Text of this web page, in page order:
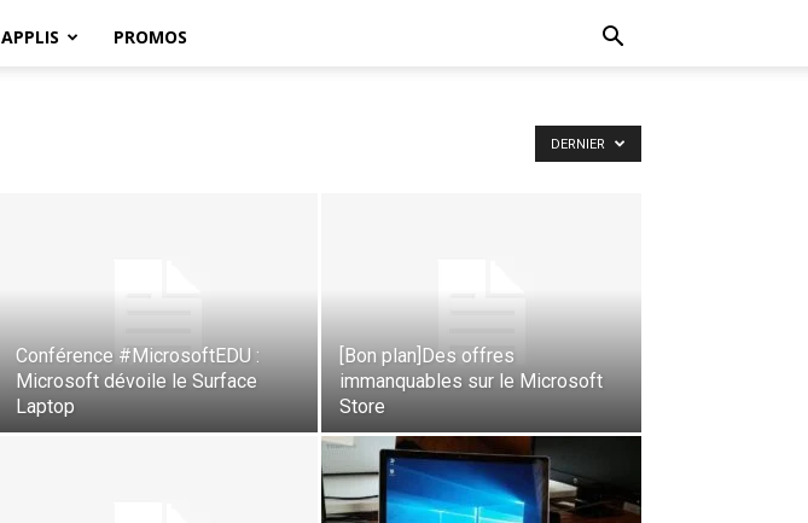
APPLIS PROMOS
DERNIER
Conférence #MicrosoftEDU :
Microsoft dévoile le Surface
Laptop
[Bon plan]Des offres
immanquables sur le Microsoft
Store